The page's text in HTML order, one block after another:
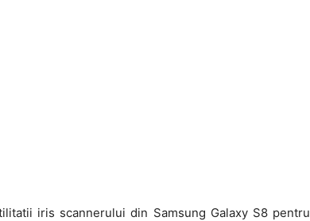
iris scannerului din Samsung Galaxy S8 pentru